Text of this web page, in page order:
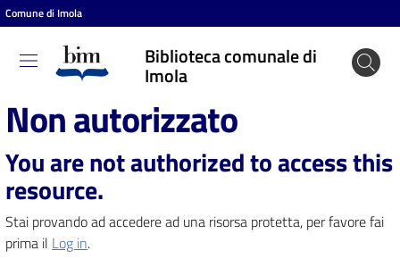
Vai al contenuto
Vai alla navigazione
Vai al footer
Comune di Imola
Biblioteca comunale di
Imola
Biblioteca
comunale
di Imola
Entra
Non autorizzato
You are not authorized to access this
resource.
Stai provando ad accedere ad una risorsa protetta, per favore fai
prima il Log in.